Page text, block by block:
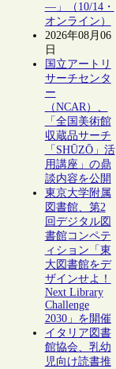
―」（10/14・
オンライン）
2026年08月06
日
国立アートリ
サーチセンタ
ー
（NCAR）、
「全国美術館
収蔵品サーチ
「SHŪZŌ」活
用講座」の鼎
談内容を公開
東京大学附属
図書館、第2
回デジタル図
書館コンペテ
ィション「東
大図書館をデ
ザインせよ！
Next Library
Challenge
2030」を開催
イタリア図書
館協会、乳幼
児向け読書推